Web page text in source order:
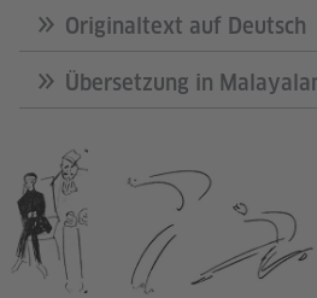
Originaltext auf Deutsch
Übersetzung in